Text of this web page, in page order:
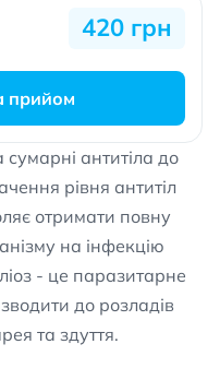
антитіла до
рівня антитіл
отримати повну
на інфекцію
- це паразитарне
до розладів
та здуття.
420 грн
прийом